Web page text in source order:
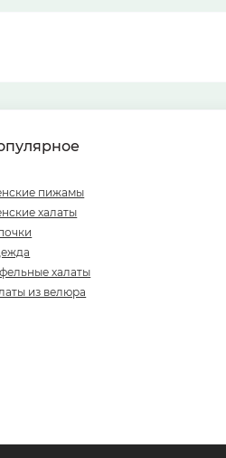
пижамы
халаты
халаты
из велюра